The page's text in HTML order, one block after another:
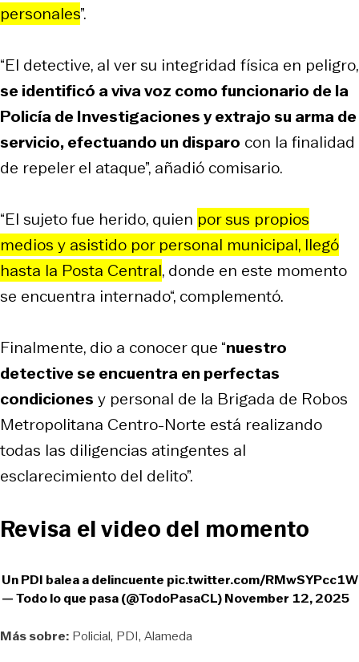
personales”.
“El detective, al ver su integridad física en peligro,
se identificó a viva voz como funcionario de la
Policía de Investigaciones y extrajo su arma de
servicio, efectuando un disparo con la finalidad
de repeler el ataque”, añadió comisario.
“El sujeto fue herido, quien por sus propios
medios y asistido por personal municipal, llegó
hasta la Posta Central, donde en este momento
se encuentra internado“, complementó.
Finalmente, dio a conocer que “nuestro
detective se encuentra en perfectas
condiciones y personal de la Brigada de Robos
Metropolitana Centro-Norte está realizando
todas las diligencias atingentes al
esclarecimiento del delito”.
Revisa el video del momento
Un PDI balea a delincuente pic.twitter.com/RMwSYPcc1W
— Todo lo que pasa (@TodoPasaCL)November 12, 2025
Más sobre: Policial PDI Alameda